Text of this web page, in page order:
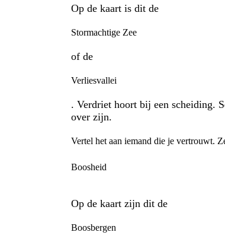
Op de kaart is dit de
Stormachtige Zee
of de
Verliesvallei
. Verdriet hoort bij een scheiding.
over zijn.
Vertel het aan iemand die je vertrouwt.
Boosheid
Op de kaart zijn dit de
Boosbergen